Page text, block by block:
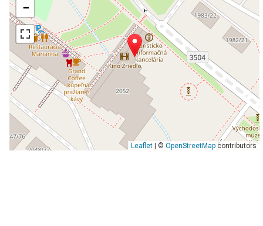
−
Leaflet| © OpenStreetMapcontributors